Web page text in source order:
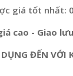
giá tốt nhất:
cao - Giao
ĐẾN VỚI